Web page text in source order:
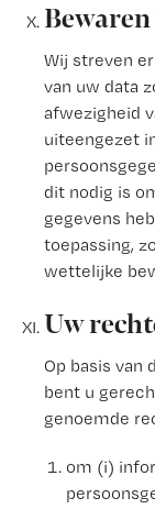
Bewaren
Wij streven
van uw data
afwezigheid
uiteengezet
dit nodig is
gegevens
toepassing,
wettelijke
Uw
Op basis van
bent u
genoemde
om (i)